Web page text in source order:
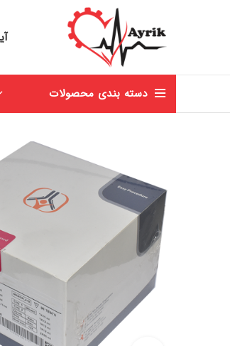
دسته بندی محصولات